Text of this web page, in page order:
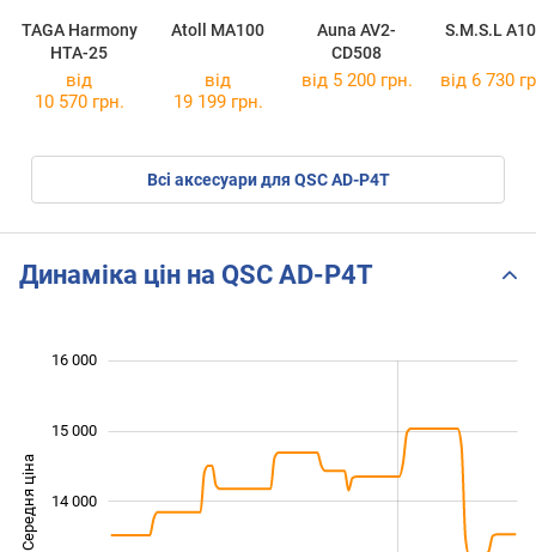
TAGA Harmony
HTA-25
Atoll MA100
Auna AV2-
CD508
S.M.S.L
від
10 570 грн.
від
19 199 грн.
від 5 200 грн. від 6 730
Всі аксесуари для QSC AD-P4T
Динаміка цін на QSC AD-P4T
Середня ціна 12 000
14 000
15 000
16 000